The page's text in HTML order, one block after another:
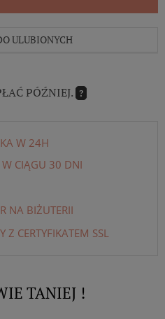
ULUBIONYCH
PÓŹNIEJ. ?
W 24H
CIĄGU 30 DNI
NA BIŻUTERII
Z CERTYFIKATEM SSL
TANIEJ !